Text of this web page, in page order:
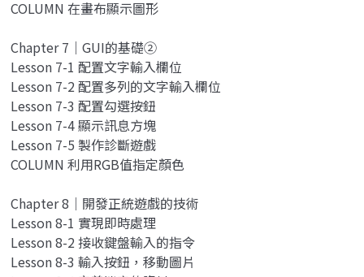
COLUMN 在畫布顯示圖形
Chapter 7｜GUI的基礎②
Lesson 7-1 配置文字輸入欄位
Lesson 7-2 配置多列的文字輸入欄位
Lesson 7-3 配置勾選按鈕
Lesson 7-4 顯示訊息方塊
Lesson 7-5 製作診斷遊戲
COLUMN 利用RGB值指定顏色
Chapter 8｜開發正統遊戲的技術
Lesson 8-1 實現即時處理
Lesson 8-2 接收鍵盤輸入的指令
Lesson 8-3 輸入按鈕，移動圖片